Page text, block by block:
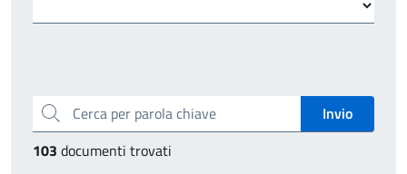
Cerca per parola chiave
103 documenti trovati